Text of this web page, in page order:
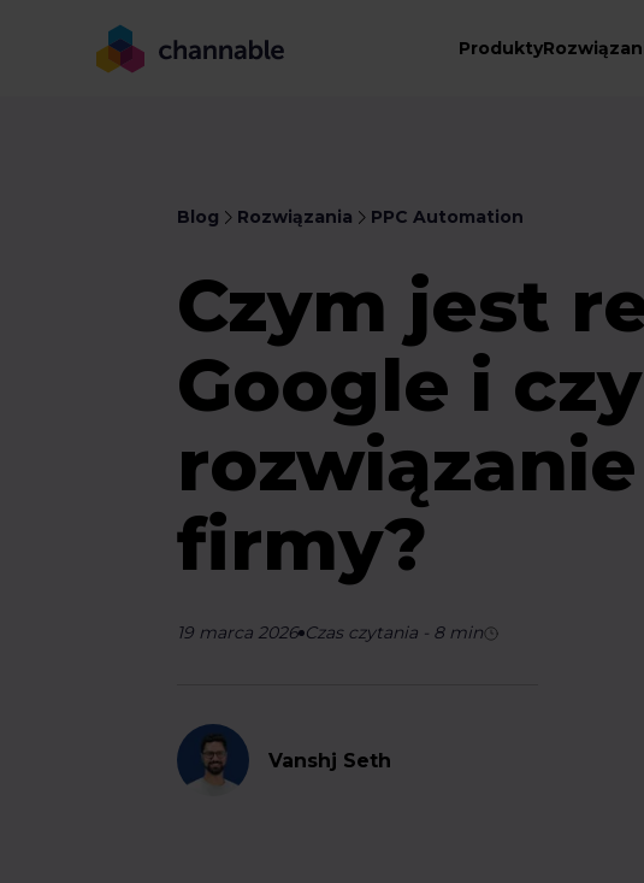
Produkty
Blog Rozwiązania PPC Automation
Czym jest
Google i
firmy?
19 marca 2026 Czas czytania - 8min
Vanshj Seth